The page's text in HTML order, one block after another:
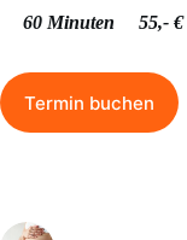
60 Minuten 55,- €
Termin buchen